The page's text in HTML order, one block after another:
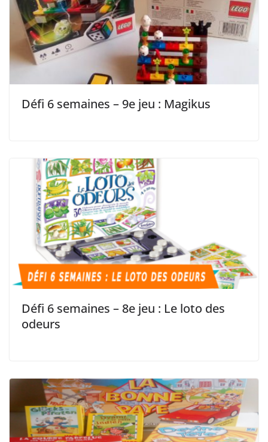
Défi 6 semaines – 9e jeu : Magikus
Défi 6 semaines – 8e jeu : Le loto des
odeurs